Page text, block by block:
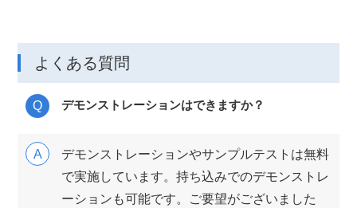
よくある質問
デモンストレーションはできますか？
デモンストレーションやサンプルテストは無料
で実施しています。持ち込みでのデモンストレ
ーションも可能です。ご要望がございました